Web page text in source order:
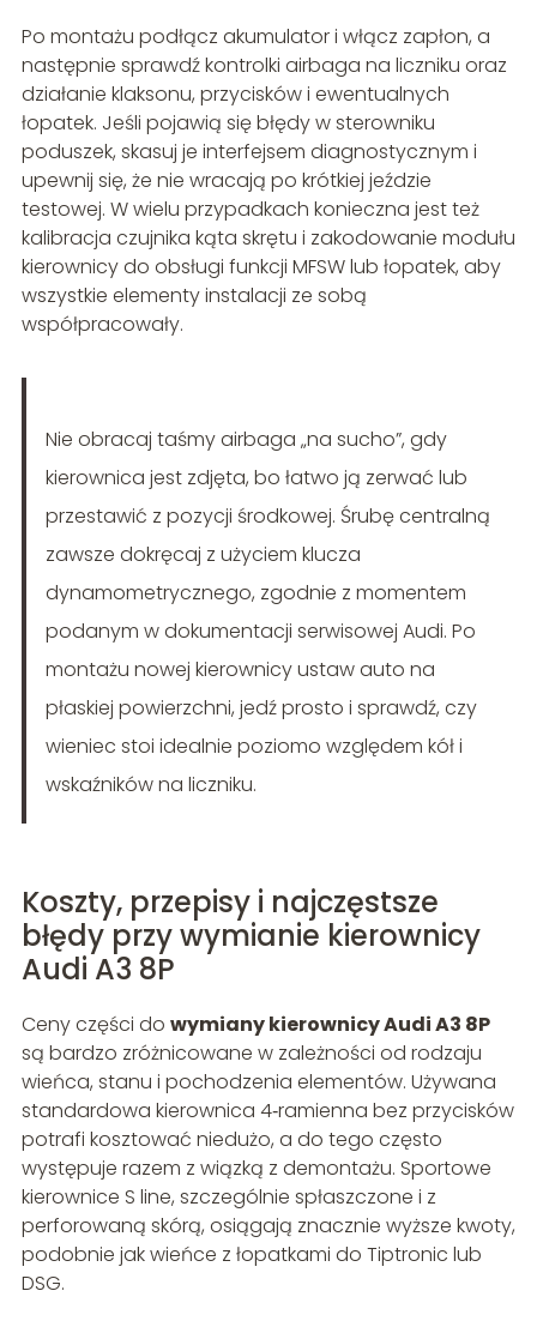
Po montażu podłącz akumulator i włącz zapłon, a
następnie sprawdź kontrolki airbaga na liczniku oraz
działanie klaksonu, przycisków i ewentualnych
łopatek. Jeśli pojawią się błędy w sterowniku
poduszek, skasuj je interfejsem diagnostycznym i
upewnij się, że nie wracają po krótkiej jeździe
testowej. W wielu przypadkach konieczna jest też
kalibracja czujnika kąta skrętu i zakodowanie modułu
kierownicy do obsługi funkcji MFSW lub łopatek, aby
wszystkie elementy instalacji ze sobą
współpracowały.
Nie obracaj taśmy airbaga „na sucho”, gdy
kierownica jest zdjęta, bo łatwo ją zerwać lub
przestawić z pozycji środkowej. Śrubę centralną
zawsze dokręcaj z użyciem klucza
dynamometrycznego, zgodnie z momentem
podanym w dokumentacji serwisowej Audi. Po
montażu nowej kierownicy ustaw auto na
płaskiej powierzchni, jedź prosto i sprawdź, czy
wieniec stoi idealnie poziomo względem kół i
wskaźników na liczniku.
Koszty, przepisy i najczęstsze
błędy przy wymianie kierownicy
Audi A3 8P
Ceny części do wymiany kierownicy Audi A3 8P
są bardzo zróżnicowane w zależności od rodzaju
wieńca, stanu i pochodzenia elementów. Używana
standardowa kierownica 4‑ramienna bez przycisków
potrafi kosztować niedużo, a do tego często
występuje razem z wiązką z demontażu. Sportowe
kierownice S line, szczególnie spłaszczone i z
perforowaną skórą, osiągają znacznie wyższe kwoty,
podobnie jak wieńce z łopatkami do Tiptronic lub
DSG.